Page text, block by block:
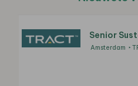
Senior
Amsterdam